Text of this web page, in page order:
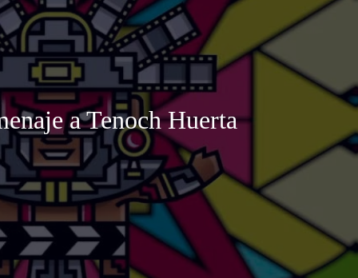
a Tenoch Huerta